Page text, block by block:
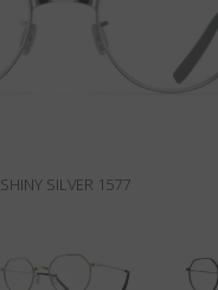
SHINY SILVER 1577